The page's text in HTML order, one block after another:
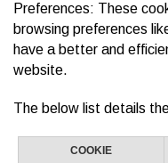
Preferences: These
browsing preferences
have a better and
website.
The below list details
COOKIE